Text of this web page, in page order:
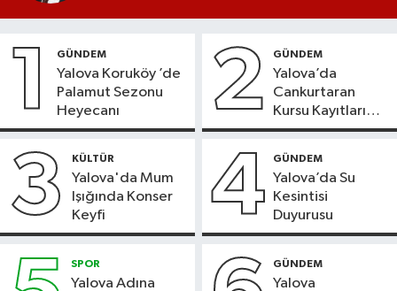
1 GÜNDEM
Yalova Koruköy ’de
Palamut Sezonu
Heyecanı
2 GÜNDEM
Yalova’da
Cankurtaran
Kursu Kayıtları
Başladı
3 KÜLTÜR
Yalova'da Mum
Işığında Konser
Keyfi
4 GÜNDEM
Yalova’da Su
Kesintisi
Duyurusu
SPOR
Yalova Adına
GÜNDEM
Yalova